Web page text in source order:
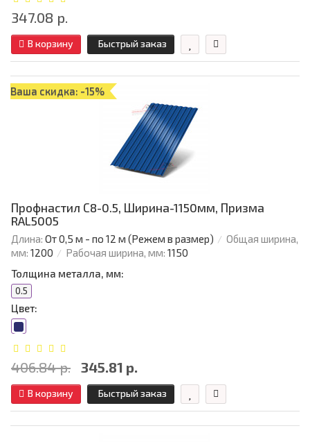
347.08 р.
В корзину Быстрый заказ
Ваша скидка: -15%
Профнастил С8-0.5, Ширина-1150мм, Призма
RAL5005
Длина: От 0,5 м - по 12 м (Режем в размер)
Общая ширина,
мм: 1200 Рабочая ширина, мм: 1150
Толщина металла, мм:
0.5
Цвет:
406.84 р. 345.81 р.
В корзину Быстрый заказ